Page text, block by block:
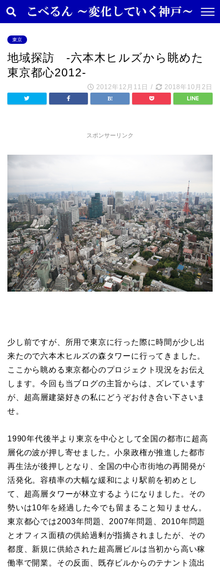
東京
地域探訪 -六本木ヒルズから眺めた
東京都心2012-
2012年12月11日 / 2018年10月2日
スポンサーリンク
少し前ですが、所用で東京に行った際に時間が少し出
来たので六本木ヒルズの森タワーに行ってきました。
ここから眺める東京都心のプロジェクト現況をお伝え
します。今回も当ブログの主旨からは、ズレています
が、超高層建築好きの私にどうぞお付き合い下さいま
せ。
1990年代後半より東京を中心として全国の都市に超高
層化の波が押し寄せました。小泉政権が推進した都市
再生法が後押しとなり、全国の中心市街地の再開発が
活発化。容積率の大幅な緩和により駅前を初めとし
て、超高層タワーが林立するようになりました。その
勢いは10年を経過した今でも留まること知りません。
東京都心では2003年問題、2007年問題、2010年問題
とオフィス面積の供給過剰が指摘されましたが、その
都度、新規に供給された超高層ビルは当初から高い稼
働率で開業。その反面、既存ビルからのテナント流出